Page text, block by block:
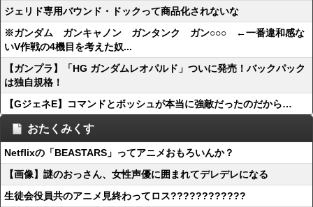
ジェリド専用バウンド・ドックって商品化されないな
※ガンダム ガンキャノン ガンタンク ガン○○○ ←一番違和感な
いV作戦の4機目を考えた奴...
【ガンプラ】「HG ガンダムレオパルド」ついに発売！バックパック
は独自規格！
【GジェネE】コマンドとボッシュが本当に強敵だったのだから…
おたくみくす
Netflixの「BEASTARS」ってアニメおもろいんか？
【画像】謎のおっさん、女性声優に囲まれてデレデレになる
生徒会役員共のアニメ見終わってロス????????????